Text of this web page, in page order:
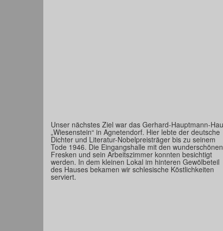
Unser nächstes Ziel war das Gerhard-Hauptmann-
„Wiesenstein“ in Agnetendorf. Hier lebte der deutsche
Dichter und Literatur-Nobelpreisträger bis zu seinem
Tode 1946. Die Eingangshalle mit den wunderschönen
Fresken und sein Arbeitszimmer konnten besichtigt
werden. In dem kleinen Lokal im hinteren Gewölbeteil
des Hauses bekamen wir schlesische Köstlichkeiten
serviert.